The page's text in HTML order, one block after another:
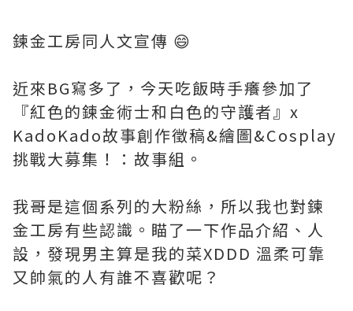
鍊金工房同人文宣傳 😄
近來BG寫多了，今天吃飯時手癢參加了
『紅色的鍊金術士和白色的守護者』x
KadoKado故事創作徵稿&繪圖&Cosplay
挑戰大募集！：故事組。
我哥是這個系列的大粉絲，所以我也對鍊
金工房有些認識。瞄了一下作品介紹、人
設，發現男主算是我的菜XDDD 溫柔可靠
又帥氣的人有誰不喜歡呢？